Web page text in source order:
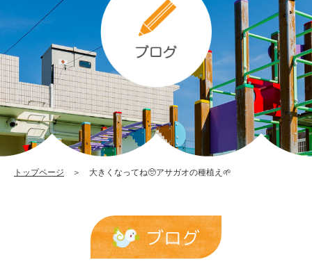
ね
🥺
ア
サ
ガ
オ
の
種
え
🌱
|
トップページ ＞ 大きくなってね🥺アサガオの種植え🌱
ブログ